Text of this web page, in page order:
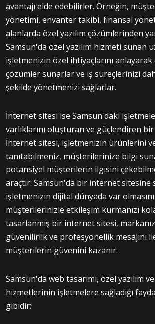
avantajı elde edebilirler. Örneğin,
yönetimi, envanter takibi, finansal
alanlarda özel yazılım çözümlerinden
Samsun'da özel yazılım hizmeti sunan
işletmenizin özel ihtiyaçlarını
çözümler sunarlar ve iş süreçlerinizi
şekilde yönetmenizi sağlarlar.
İnternet sitesi ise Samsun'daki
varlıklarını oluşturan ve güçlendiren
İnternet sitesi, işletmenizin ürünlerini
tanıtabilmeniz, müşterilerinize bilgi
potansiyel müşterilerin ilgisini
araçtır. Samsun'da bir internet sitesine
işletmenizin dijital dünyada var
müşterilerinizle etkileşim kurmanızı
tasarlanmış bir internet sitesi,
güvenilirlik ve profesyonellik mesajını
müşterilerin güvenini kazanır.
Samsun'da web tasarımı, özel yazılım
hizmetlerinin işletmelere sağladığı
gibidir: